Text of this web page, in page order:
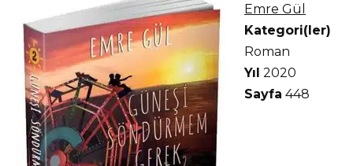
Emre Gül
Kategori(ler)
Roman
Yıl 2020
Sayfa 448